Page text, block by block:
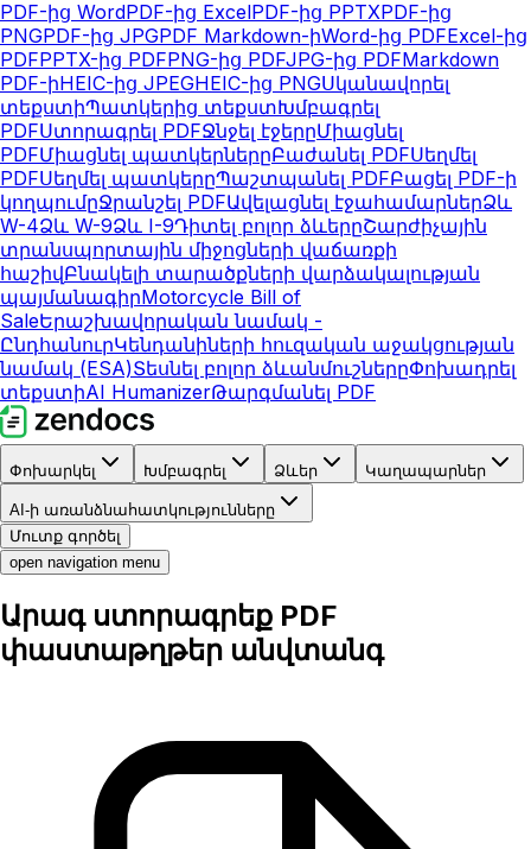
PDF-ից WordPDF-ից ExcelPDF-ից PPTXPDF-ից
PNGPDF-ից JPGPDF Markdown-իWord-ից PDFExcel-ից
PDFPPTX-ից PDFPNG-ից PDFJPG-ից PDFMarkdown
PDF-իHEIC-ից JPEGHEIC-ից PNGՍկանավորել
տեքստիՊատկերից տեքստԽմբագրել
PDFՍտորագրել PDFՋնջել էջերըՄիացնել
PDFՄիացնել պատկերներըԲաժանել PDFՍեղմել
PDFՍեղմել պատկերըՊաշտպանել PDFԲացել PDF-ի
կողպումըՋրանշել PDFԱվելացնել էջահամարներՁև
W-4Ձև W-9Ձև I-9Դիտել բոլոր ձևերըՇարժիչային
տրանսպորտային միջոցների վաճառքի
հաշիվԲնակելի տարածքների վարձակալության
պայմանագիրMotorcycle Bill of
SaleԵրաշխավորական նամակ -
ԸնդհանուրԿենդանիների հուզական աջակցության
նամակ (ESA)Տեսնել բոլոր ձևանմուշներըՓոխադրել
տեքստիAI HumanizerԹարգմանել PDF
Փոխարկել Խմբագրել Ձևեր Կաղապարներ
AI-ի առանձնահատկությունները
Մուտք գործել
open navigation menu
Արագ ստորագրեք PDF
փաստաթղթեր անվտանգ